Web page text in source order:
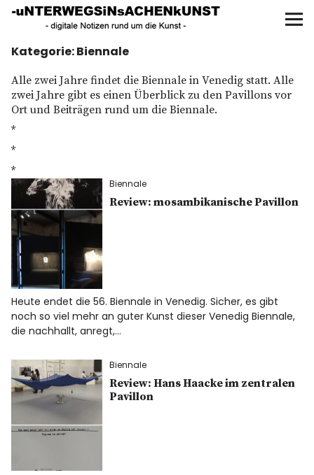
UNTERWEGS IN SACHEN
KUNST
Start
AKTUELLE AUSSTELLUNGEN
KUNSTSPAZIERGÄNGE
ÜBER
UNSER BUCH
f I
Kategorie:Biennale
Alle zwei Jahre findet die Biennale in Venedig statt. Alle
zwei Jahre gibt es einen Überblick zu den Pavillons vor
Ort und Beiträgen rund um die Biennale.
*
*
*
Biennale
Review: mosambikanische Pavillon
Heute endet die 56. Biennale in Venedig. Sicher, es gibt
noch so viel mehr an guter Kunst dieser Venedig Biennale,
die nachhallt, anregt,…
Biennale
Review: Hans Haacke im zentralen
Pavillon